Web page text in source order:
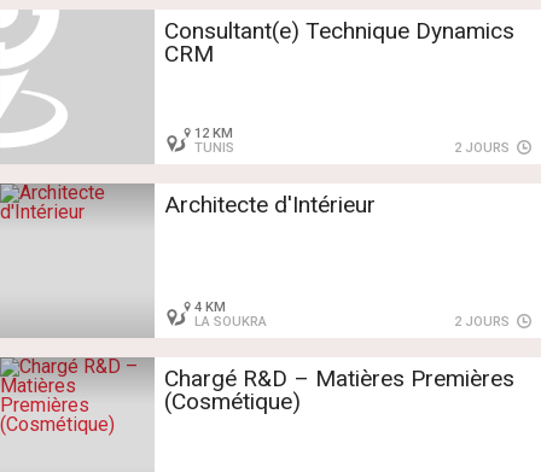
Consultant(e) Technique Dynamics
CRM
12 KM
TUNIS
2 JOURS
Architecte d'Intérieur
4 KM
LA SOUKRA
2 JOURS
Chargé R&D – Matières Premières
(Cosmétique)